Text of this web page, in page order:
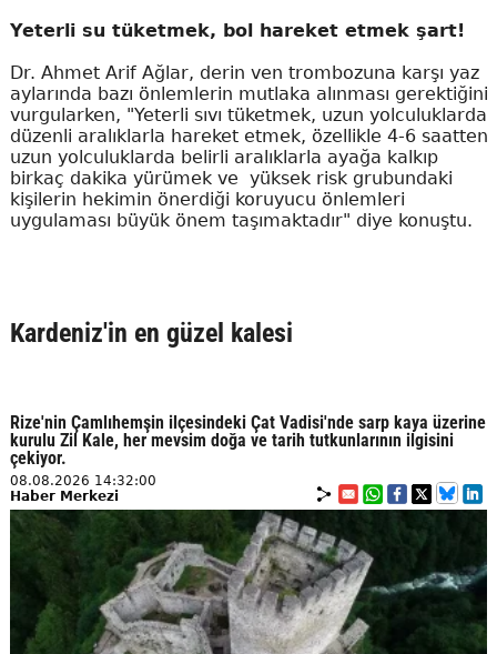
Yeterli su tüketmek, bol hareket etmek şart!
Dr. Ahmet Arif Ağlar, derin ven trombozuna karşı yaz
aylarında bazı önlemlerin mutlaka alınması gerektiğini
vurgularken, "Yeterli sıvı tüketmek, uzun yolculuklarda
düzenli aralıklarla hareket etmek, özellikle 4-6 saatten
uzun yolculuklarda belirli aralıklarla ayağa kalkıp
birkaç dakika yürümek ve yüksek risk grubundaki
kişilerin hekimin önerdiği koruyucu önlemleri
uygulaması büyük önem taşımaktadır" diye konuştu.
Kardeniz'in en güzel kalesi
Rize'nin Çamlıhemşin ilçesindeki Çat Vadisi'nde sarp kaya üzerine
kurulu Zil Kale, her mevsim doğa ve tarih tutkunlarının ilgisini
çekiyor.
08.08.2026 14:32:00
Haber Merkezi